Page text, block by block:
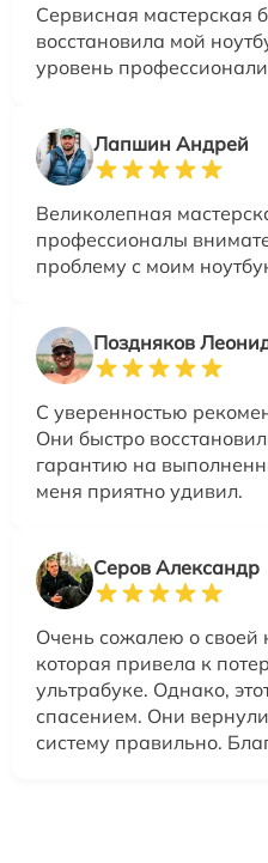
Сервисная мастерская
восстановила мой
уровень
Лапшин Андрей
Великолепная
профессионалы
проблему с моим
Поздняков
С уверенностью
Они быстро
гарантию на
меня приятно удивил.
Серов Александр
Очень сожалею о своей
которая привела к
ультрабуке. Однако,
спасением. Они
систему правильно.